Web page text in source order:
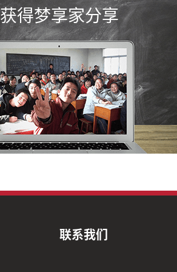
获得梦享家分享
联系我们